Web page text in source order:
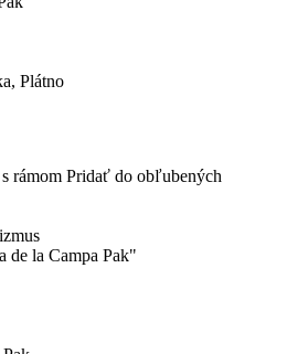
Plátno
rámom Pridať do obľubených
de la Campa Pak"